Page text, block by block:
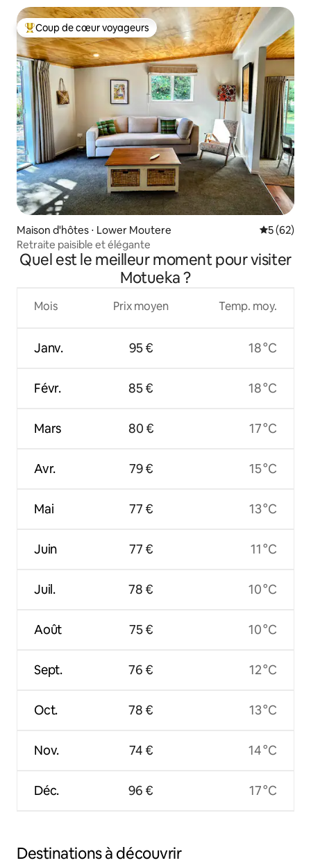
Coups de cœur voyageurs les plus appréciés
Coup de cœur voyageurs
Maison d'hôtes ⋅ Lower Moutere
5 (62)
Retraite paisible et élégante
Quel est le meilleur moment pour visiter
Motueka ?
Mois
Janv.
Févr.
Mars
Avr.
Mai
Juin
Juil.
Août
Sept.
Oct.
Nov.
Déc.
Prix moyen
95 €
85 €
80 €
79 €
77 €
77 €
78 €
75 €
76 €
78 €
74 €
96 €
Temp. moy.
18 °C
18 °C
17 °C
15 °C
13 °C
11 °C
10 °C
10 °C
12 °C
13 °C
14 °C
17 °C
Destinations à découvrir